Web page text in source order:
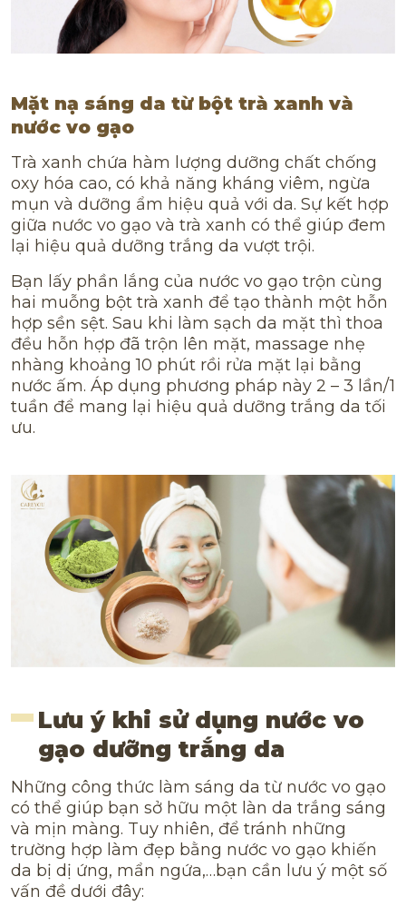
Mặt nạ sáng da từ bột trà xanh và
nước vo gạo
Trà xanh chứa hàm lượng dưỡng chất chống
oxy hóa cao, có khả năng kháng viêm, ngừa
mụn và dưỡng ẩm hiệu quả với da. Sự kết hợp
giữa nước vo gạo và trà xanh có thể giúp đem
lại hiệu quả dưỡng trắng da vượt trội.
Bạn lấy phần lắng của nước vo gạo trộn cùng
hai muỗng bột trà xanh để tạo thành một hỗn
hợp sền sệt. Sau khi làm sạch da mặt thì thoa
đều hỗn hợp đã trộn lên mặt, massage nhẹ
nhàng khoảng 10 phút rồi rửa mặt lại bằng
nước ấm. Áp dụng phương pháp này 2 – 3 lần/1
tuần để mang lại hiệu quả dưỡng trắng da tối
ưu.
Lưu ý khi sử dụng nước vo
gạo dưỡng trắng da
Những công thức làm sáng da từ nước vo gạo
có thể giúp bạn sở hữu một làn da trắng sáng
và mịn màng. Tuy nhiên, để tránh những
trường hợp làm đẹp bằng nước vo gạo khiến
da bị dị ứng, mẩn ngứa,…bạn cần lưu ý một số
vấn đề dưới đây: